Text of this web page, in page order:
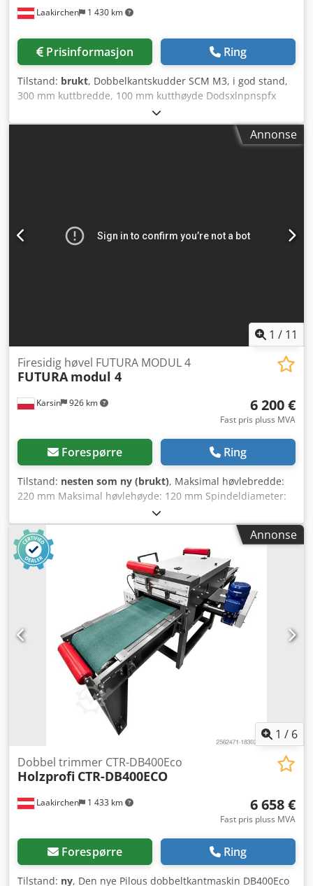
Laakirchen 1 430 km
Prisinformasjon Ring
Tilstand: brukt, Dobbelkantskudder SCM M3, i god stand,
300 mm kuttbredde, 100 mm kutthøyde Dodsxlnpnspfx
Annonse
1 / 11
Karsin 926 km
Firesidig høvel FUTURA MODUL 4
FUTURA modul 4
6 200 €
Fast pris pluss MVA
Forespørre Ring
Tilstand: nesten som ny (brukt), Maksimal høvlebredde:
220 mm Maksimal høvlehøyde: 120 mm Spindeldiameter:
40 mm Antall spindler: 4 Spindelrekkefølge: - Bunn: 4 kW -
Høyre: 3 kW - Venstre: 3 kW - Topp: 4 kW Dksdetqwkxepfx
Anrsr Smørepumpe for arbeidsbord Elektrisk hev og senk
av maskinkropp Spenning: 400 V
Annonse
1 / 6
Laakirchen 1 433 km
Dobbel trimmer CTR-DB400Eco
Holzprofi CTR-DB400ECO
6 658 €
Fast pris pluss MVA
Forespørre Ring
Tilstand: ny, Den nye Pilous dobbeltkantmaskin DB400Eco